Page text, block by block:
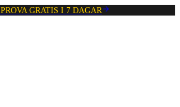
PROVA GRATIS I 7 DAGAR